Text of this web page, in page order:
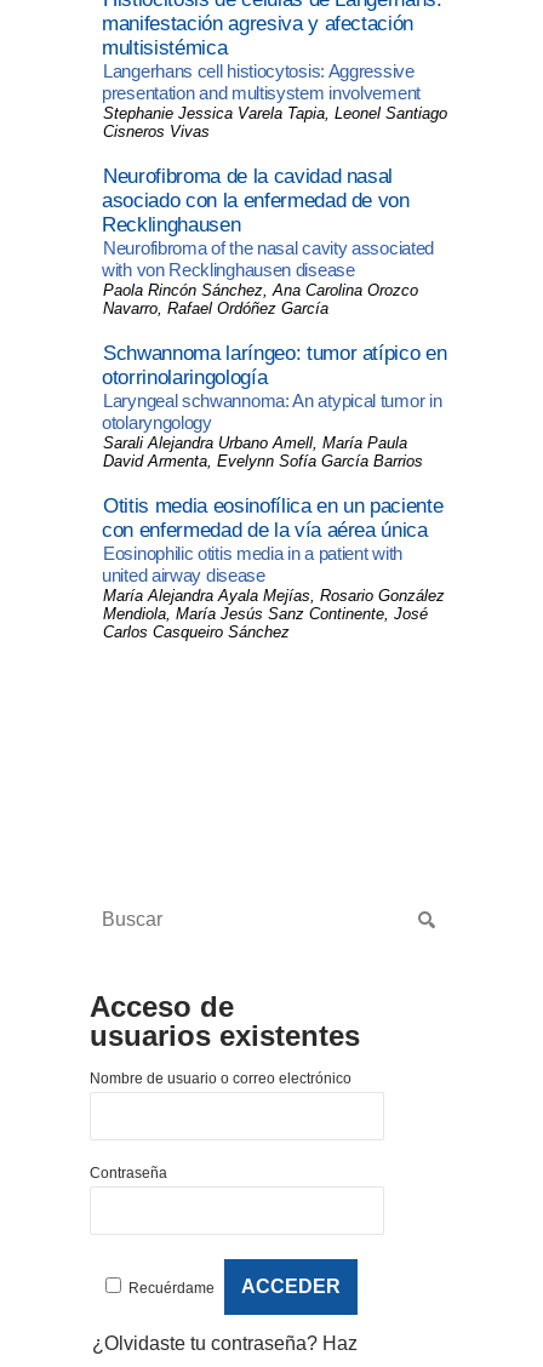
manifestación agresiva y afectación
multisistémica
Langerhans cell histiocytosis: Aggressive
presentation and multisystem involvement
Stephanie Jessica Varela Tapia, Leonel Santiago
Cisneros Vivas
Neurofibroma de la cavidad nasal
asociado con la enfermedad de von
Recklinghausen
Neurofibroma of the nasal cavity associated
with von Recklinghausen disease
Paola Rincón Sánchez, Ana Carolina Orozco
Navarro, Rafael Ordóñez García
Schwannoma laríngeo: tumor atípico en
otorrinolaringología
Laryngeal schwannoma: An atypical tumor in
otolaryngology
Sarali Alejandra Urbano Amell, María Paula
David Armenta, Evelynn Sofía García Barrios
Otitis media eosinofílica en un paciente
con enfermedad de la vía aérea única
Eosinophilic otitis media in a patient with
united airway disease
María Alejandra Ayala Mejías, Rosario González
Mendiola, María Jesús Sanz Continente, José
Carlos Casqueiro Sánchez
Acceso de
usuarios existentes
Nombre de usuario o correo electrónico
Contraseña
Recuérdame
¿Olvidaste tu contraseña? Haz